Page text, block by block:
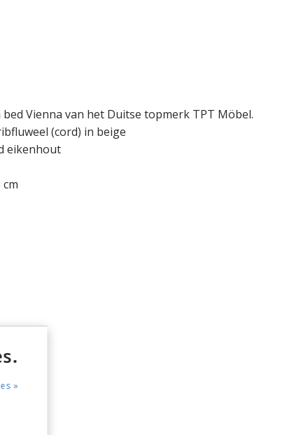
Vienna van het Duitse topmerk TPT Möbel.
(cord) in beige
eikenhout
»